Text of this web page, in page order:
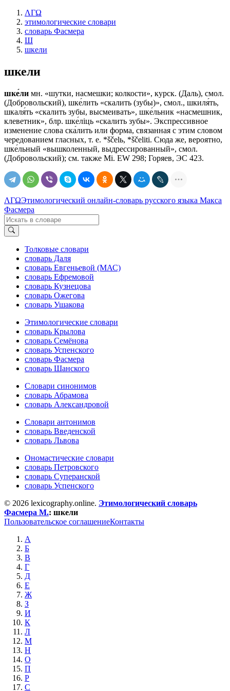
ΛΓΩ
этимологические словари
словарь Фасмера
Ш
шкели
шкели
шке́ли мн. «шутки, насмешки; колкости», курск. (Даль), смол.
(Добровольский), шке́лить «скалить (зубы)», смол., шкиля́ть,
шкаля́ть «скалить зубы, высмеивать», шке́льник «насмешник,
клеветник», блр. шке́лiць «скалить зубы». Экспрессивное
изменение слова ска́лить или форма, связанная с этим словом
чередованием гласных, т. е. *ščеlь, *ščeliti. Сюда же, вероятно,
шке́льный «вышколенный, выдрессированный», смол.
(Добровольский); см. также Мi. ЕW 298; Горяев, ЭС 423.
ΛΓΩЭтимологический онлайн-словарь русского языка Макса
Фасмера
Толковые словари
словарь Даля
словарь Евгеньевой (МАС)
словарь Ефремовой
словарь Кузнецова
словарь Ожегова
словарь Ушакова
Этимологические словари
словарь Крылова
словарь Семёнова
словарь Успенского
словарь Фасмера
словарь Шанского
Словари синонимов
словарь Абрамова
словарь Александровой
Словари антонимов
словарь Введенской
словарь Львова
Ономастические словари
словарь Петровского
словарь Суперанской
словарь Успенского
© 2026 lexicography.online. Этимологический словарь
Фасмера М.: шкели
Пользовательское соглашениеКонтакты
А
Б
В
Г
Д
Е
Ж
З
И
К
Л
М
Н
О
П
Р
С